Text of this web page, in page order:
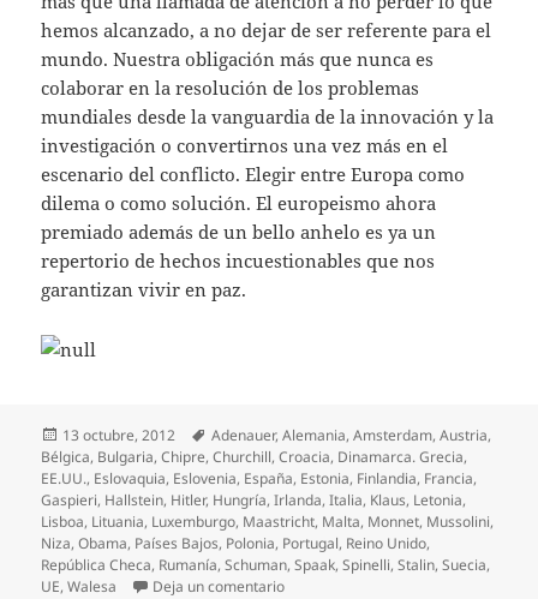
hemos alcanzado, a no dejar de ser referente para el
mundo. Nuestra obligación más que nunca es
colaborar en la resolución de los problemas
mundiales desde la vanguardia de la innovación y la
investigación o convertirnos una vez más en el
escenario del conflicto. Elegir entre Europa como
dilema o como solución. El europeismo ahora
premiado además de un bello anhelo es ya un
repertorio de hechos incuestionables que nos
garantizan vivir en paz.
Publicado
el
13 octubre, 2012 Etiquetas
Adenauer,Alemania,Amsterdam,Austria,
Bélgica, Bulgaria,Chipre,Churchill,Croacia, Dinamarca. Grecia,
EE.UU., Eslovaquia, Eslovenia, España, Estonia, Finlandia, Francia,
Gaspieri, Hallstein, Hitler, Hungría,Irlanda,Italia, Klaus, Letonia,
Lisboa, Lituania, Luxemburgo, Maastricht, Malta, Monnet, Mussolini,
Niza,Obama, Países Bajos, Polonia, Portugal, Reino Unido,
República Checa, Rumanía,Schuman,Spaak,Spinelli,Stalin,Suecia,
UE,Walesa Deja un comentarioen Un premio Nobel para la paz